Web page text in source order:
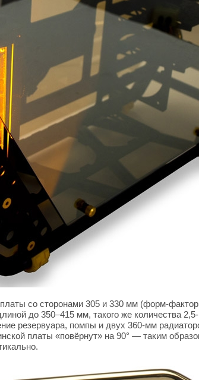
со сторонами 305 и 330 мм (форм-
до 350–415 мм, такого же количества
резервуара, помпы и двух 360-мм
платы «повёрнут» на 90° — таким